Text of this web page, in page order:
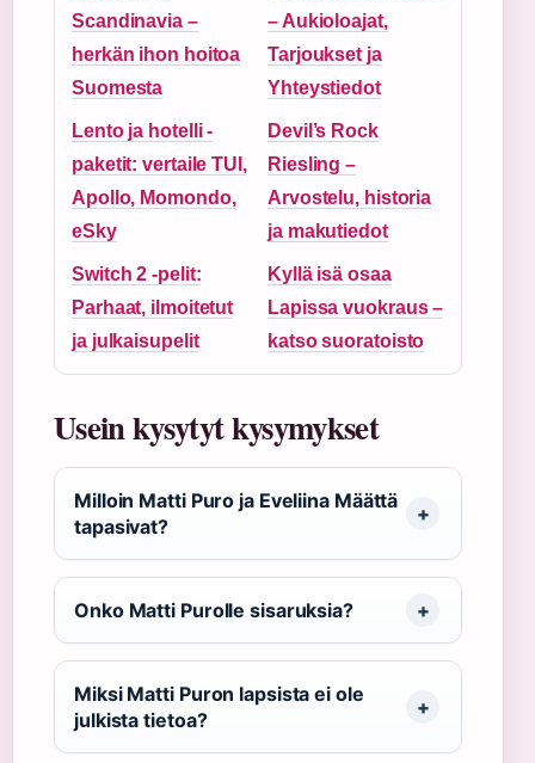
Scandinavia –
herkän ihon hoitoa
Suomesta
– Aukioloajat,
Tarjoukset ja
Yhteystiedot
Lento ja hotelli -
paketit: vertaile TUI,
Apollo, Momondo,
eSky
Devil’s Rock
Riesling –
Arvostelu, historia
ja makutiedot
Switch 2 -pelit:
Parhaat, ilmoitetut
ja julkaisupelit
Kyllä isä osaa
Lapissa vuokraus –
katso suoratoisto
Usein kysytyt kysymykset
Milloin Matti Puro ja Eveliina Määttä
tapasivat?
Onko Matti Purolle sisaruksia?
Miksi Matti Puron lapsista ei ole
julkista tietoa?